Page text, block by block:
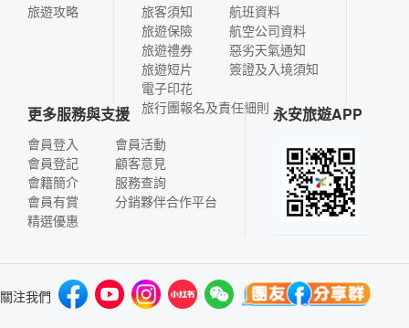
旅遊攻略
旅客須知
旅遊保險
旅遊禮券
旅遊短片
電子印花
航班資料
航空公司資料
惡劣天氣通知
簽證及入境須知
旅行團報名及責任細則
更多服務與支援
會員登入
會員登記
會籍簡介
會員有賞
精選優惠
會員活動
顧客意見
服務查詢
分銷夥伴合作平台
永安旅遊APP
關注我們